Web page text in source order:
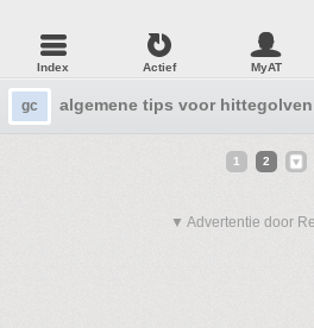
Index Actief MyAT
gc algemene tips voor hittegolven
1 2
▼ Advertentie door